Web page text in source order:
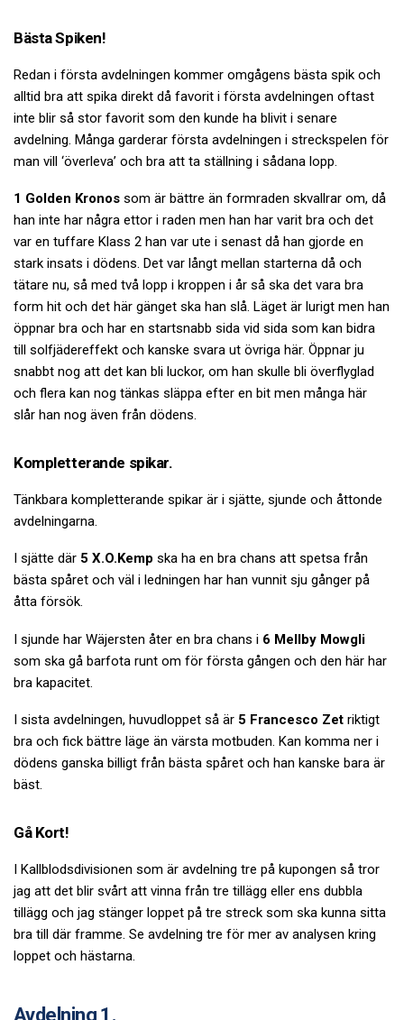
Bästa Spiken!
Redan i första avdelningen kommer omgågens bästa spik och
alltid bra att spika direkt då favorit i första avdelningen oftast
inte blir så stor favorit som den kunde ha blivit i senare
avdelning. Många garderar första avdelningen i streckspelen för
man vill ‘överleva’ och bra att ta ställning i sådana lopp.
1 Golden Kronos som är bättre än formraden skvallrar om, då
han inte har några ettor i raden men han har varit bra och det
var en tuffare Klass 2 han var ute i senast då han gjorde en
stark insats i dödens. Det var långt mellan starterna då och
tätare nu, så med två lopp i kroppen i år så ska det vara bra
form hit och det här gänget ska han slå. Läget är lurigt men han
öppnar bra och har en startsnabb sida vid sida som kan bidra
till solfjädereffekt och kanske svara ut övriga här. Öppnar ju
snabbt nog att det kan bli luckor, om han skulle bli överflyglad
och flera kan nog tänkas släppa efter en bit men många här
slår han nog även från dödens.
Kompletterande spikar.
Tänkbara kompletterande spikar är i sjätte, sjunde och åttonde
avdelningarna.
I sjätte där 5 X.O.Kemp ska ha en bra chans att spetsa från
bästa spåret och väl i ledningen har han vunnit sju gånger på
åtta försök.
I sjunde har Wäjersten åter en bra chans i 6 Mellby Mowgli
som ska gå barfota runt om för första gången och den här har
bra kapacitet.
I sista avdelningen, huvudloppet så är 5 Francesco Zet riktigt
bra och fick bättre läge än värsta motbuden. Kan komma ner i
dödens ganska billigt från bästa spåret och han kanske bara är
bäst.
Gå Kort!
I Kallblodsdivisionen som är avdelning tre på kupongen så tror
jag att det blir svårt att vinna från tre tillägg eller ens dubbla
tillägg och jag stänger loppet på tre streck som ska kunna sitta
bra till där framme. Se avdelning tre för mer av analysen kring
loppet och hästarna.
Avdelning 1.